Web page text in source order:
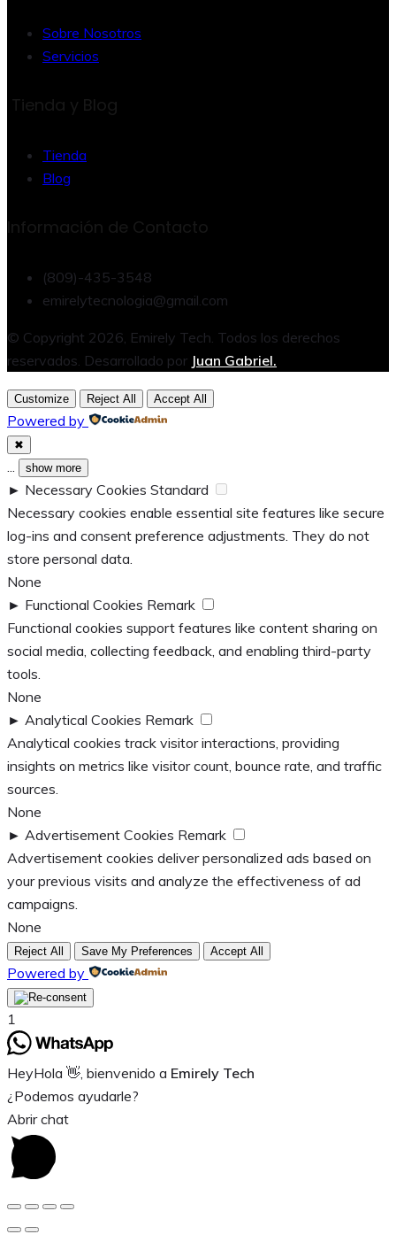
Sobre Nosotros
Servicios
Tienda y Blog
Tienda
Blog
Información de Contacto
(809)-435-3548
emirelytecnologia@gmail.com
© Copyright 2026, Emirely Tech. Todos los derechos
reservados. Desarrollado por Juan Gabriel.
Customize Reject All Accept All
Powered by
✖
... show more
► Necessary Cookies Standard
Necessary cookies enable essential site features like secure
log-ins and consent preference adjustments. They do not
store personal data.
None
► Functional Cookies Remark
Functional cookies support features like content sharing on
social media, collecting feedback, and enabling third-party
tools.
None
► Analytical Cookies Remark
Analytical cookies track visitor interactions, providing
insights on metrics like visitor count, bounce rate, and traffic
sources.
None
► Advertisement Cookies Remark
Advertisement cookies deliver personalized ads based on
your previous visits and analyze the effectiveness of ad
campaigns.
None
Reject All Save My Preferences Accept All
Powered by
1
HeyHola 👋, bienvenido a Emirely Tech
¿Podemos ayudarle?
Abrir chat